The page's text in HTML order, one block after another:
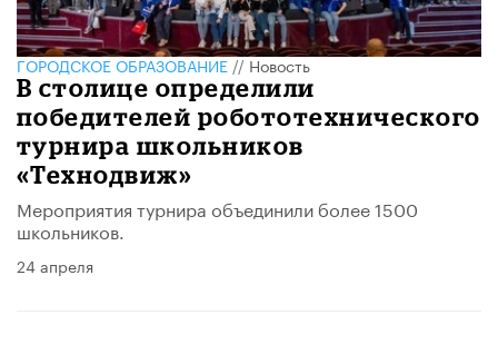
ГОРОДСКОЕ ОБРАЗОВАНИЕ//Новость
В столице определили
победителей робототехнического
турнира школьников
«Технодвиж»
Мероприятия турнира объединили более 1500
школьников.
24 апреля